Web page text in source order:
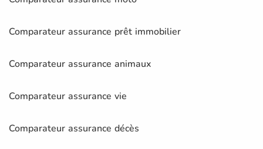
Comparateur assurance prêt immobilier
Comparateur assurance animaux
Comparateur assurance vie
Comparateur assurance décès